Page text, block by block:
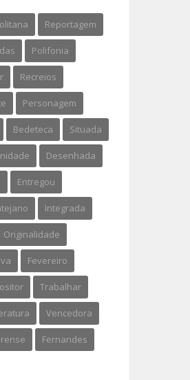
Reportagem
Polifonia
Recreios
Personagem
Bedeteca Situada
Desenhada
Entregou
Integrada
Originalidade
Fevereiro
Trabalhar
Vencedora
Fernandes